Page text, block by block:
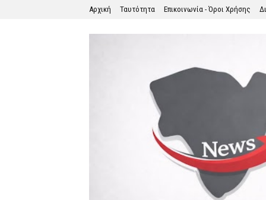
Αρχική Ταυτότητα Επικοινωνία - Όροι Χρήσης